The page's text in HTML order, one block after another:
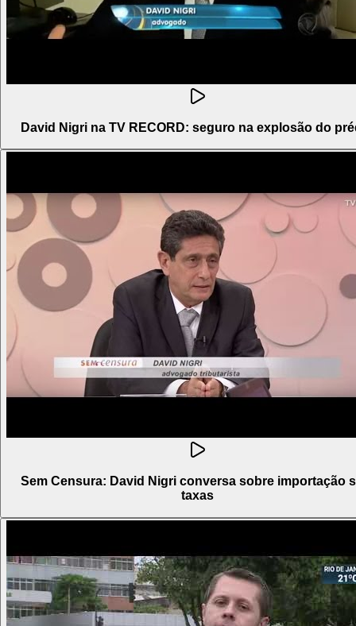
David Nigri na TV RECORD: seguro na explosão do
Sem Censura: David Nigri conversa sobre importação
taxas